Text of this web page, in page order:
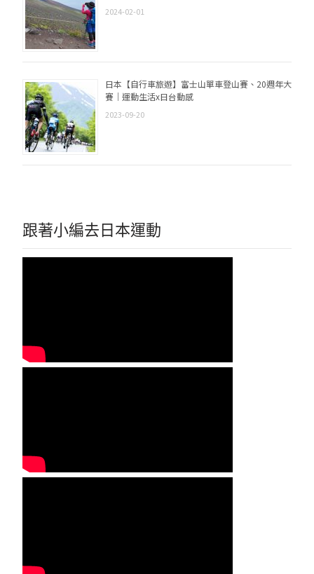
2024-02-01
日本【自行車旅遊】富士山單車登山賽、20週年大
賽｜運動生活x日台動感
2023-09-20
跟著小編去日本運動